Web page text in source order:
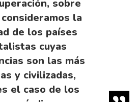
sobre
la
de los países
cuyas
son las más
y civilizadas,
el caso de los